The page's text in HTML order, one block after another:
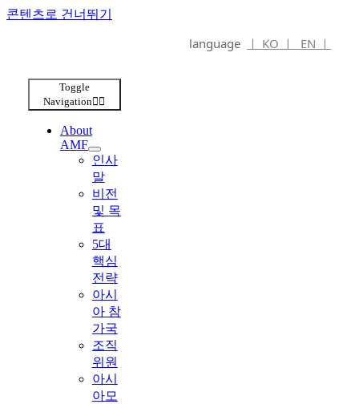
콘텐츠로 건너뛰기
language ㅣ KO ㅣ EN ㅣ
Toggle
Navigation
About
AMF
인사
말
비전
및 목
표
5대
핵심
전략
아시
아 참
가국
조직
위원
아시
아모